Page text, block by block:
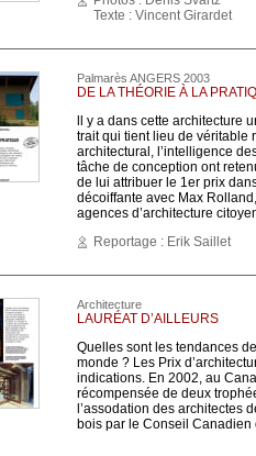
Texte : Vincent Girardet
Palmarès ANGERS 2003
DE LA THÉORIE À LA
ll y a dans cette architecture
trait qui tient lieu de véritable
architectural, l’intelligence
tâche de conception ont
de lui attribuer le 1er prix
décoiffante avec Max
agences d’architecture
Reportage : Erik Saillet
Architecture
LAURÉAT D’AILLEURS
Quelles sont les tendances
monde ? Les Prix
indications. En 2002, au
récompensée de deux
l’assodation des architectes
bois par le Conseil Canadien